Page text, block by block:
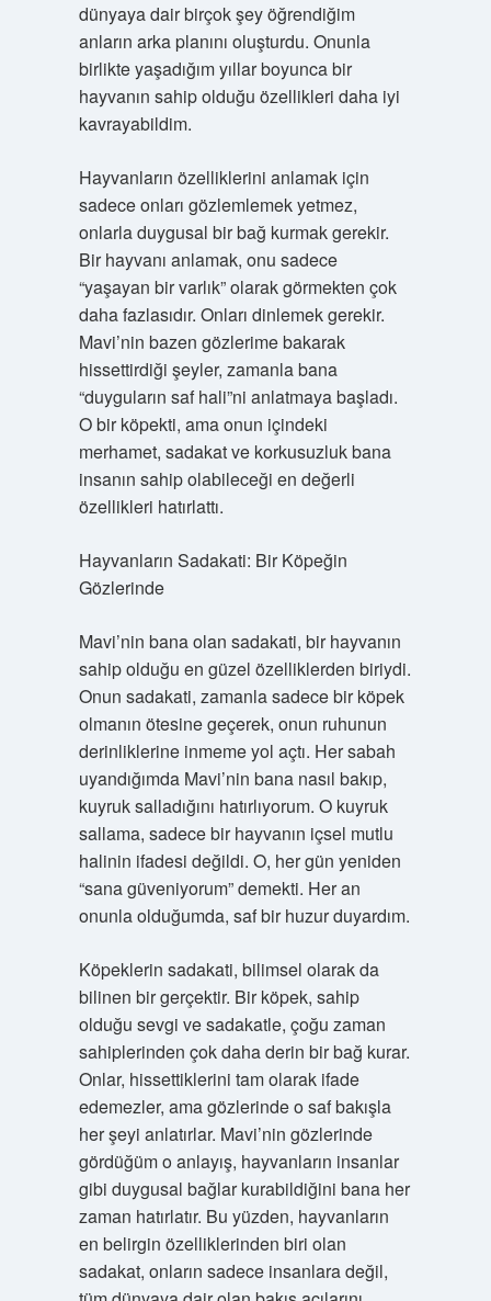
dünyaya dair birçok şey öğrendiğim
anların arka planını oluşturdu. Onunla
birlikte yaşadığım yıllar boyunca bir
hayvanın sahip olduğu özellikleri daha iyi
kavrayabildim.
Hayvanların özelliklerini anlamak için
sadece onları gözlemlemek yetmez,
onlarla duygusal bir bağ kurmak gerekir.
Bir hayvanı anlamak, onu sadece
“yaşayan bir varlık” olarak görmekten çok
daha fazlasıdır. Onları dinlemek gerekir.
Mavi’nin bazen gözlerime bakarak
hissettirdiği şeyler, zamanla bana
“duyguların saf hali”ni anlatmaya başladı.
O bir köpekti, ama onun içindeki
merhamet, sadakat ve korkusuzluk bana
insanın sahip olabileceği en değerli
özellikleri hatırlattı.
Hayvanların Sadakati: Bir Köpeğin
Gözlerinde
Mavi’nin bana olan sadakati, bir hayvanın
sahip olduğu en güzel özelliklerden biriydi.
Onun sadakati, zamanla sadece bir köpek
olmanın ötesine geçerek, onun ruhunun
derinliklerine inmeme yol açtı. Her sabah
uyandığımda Mavi’nin bana nasıl bakıp,
kuyruk salladığını hatırlıyorum. O kuyruk
sallama, sadece bir hayvanın içsel mutlu
halinin ifadesi değildi. O, her gün yeniden
“sana güveniyorum” demekti. Her an
onunla olduğumda, saf bir huzur duyardım.
Köpeklerin sadakati, bilimsel olarak da
bilinen bir gerçektir. Bir köpek, sahip
olduğu sevgi ve sadakatle, çoğu zaman
sahiplerinden çok daha derin bir bağ kurar.
Onlar, hissettiklerini tam olarak ifade
edemezler, ama gözlerinde o saf bakışla
her şeyi anlatırlar. Mavi’nin gözlerinde
gördüğüm o anlayış, hayvanların insanlar
gibi duygusal bağlar kurabildiğini bana her
zaman hatırlatır. Bu yüzden, hayvanların
en belirgin özelliklerinden biri olan
sadakat, onların sadece insanlara değil,